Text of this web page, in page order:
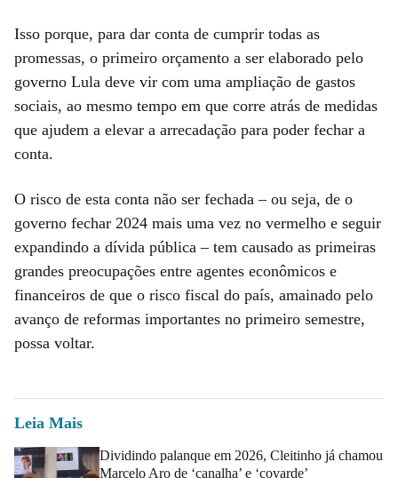
Isso porque, para dar conta de cumprir todas as
promessas, o primeiro orçamento a ser elaborado pelo
governo Lula deve vir com uma ampliação de gastos
sociais, ao mesmo tempo em que corre atrás de medidas
que ajudem a elevar a arrecadação para poder fechar a
conta.
O risco de esta conta não ser fechada – ou seja, de o
governo fechar 2024 mais uma vez no vermelho e seguir
expandindo a dívida pública – tem causado as primeiras
grandes preocupações entre agentes econômicos e
financeiros de que o risco fiscal do país, amainado pelo
avanço de reformas importantes no primeiro semestre,
possa voltar.
Leia Mais
Dividindo palanque em 2026, Cleitinho já chamou
Marcelo Aro de ‘canalha’ e ‘covarde’